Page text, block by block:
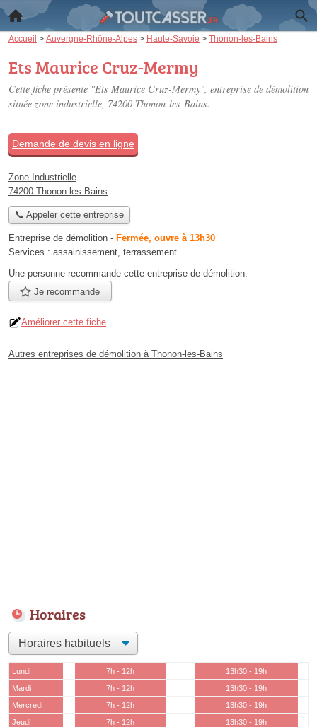
Accueil > Auvergne-Rhône-Alpes > Haute-Savoie > Thonon-les-Bains
Ets Maurice Cruz-Mermy
Cette fiche présente "Ets Maurice Cruz-Mermy", entreprise de démolition
située zone industrielle, 74200 Thonon-les-Bains.
Demande de devis en ligne
Zone Industrielle
74200 Thonon-les-Bains
📞 Appeler cette entreprise
Entreprise de démolition - Fermée, ouvre à 13h30
Services : assainissement, terrassement
Une personne recommande cette entreprise de démolition.
Je recommande
Améliorer cette fiche
Autres entreprises de démolition à Thonon-les-Bains
Horaires
Lundi 7h - 12h
13h30 - 19h
Mardi
7h - 12h
13h30 - 19h
Mercredi
7h - 12h
13h30 - 19h
Jeudi
7h - 12h
13h30 - 19h